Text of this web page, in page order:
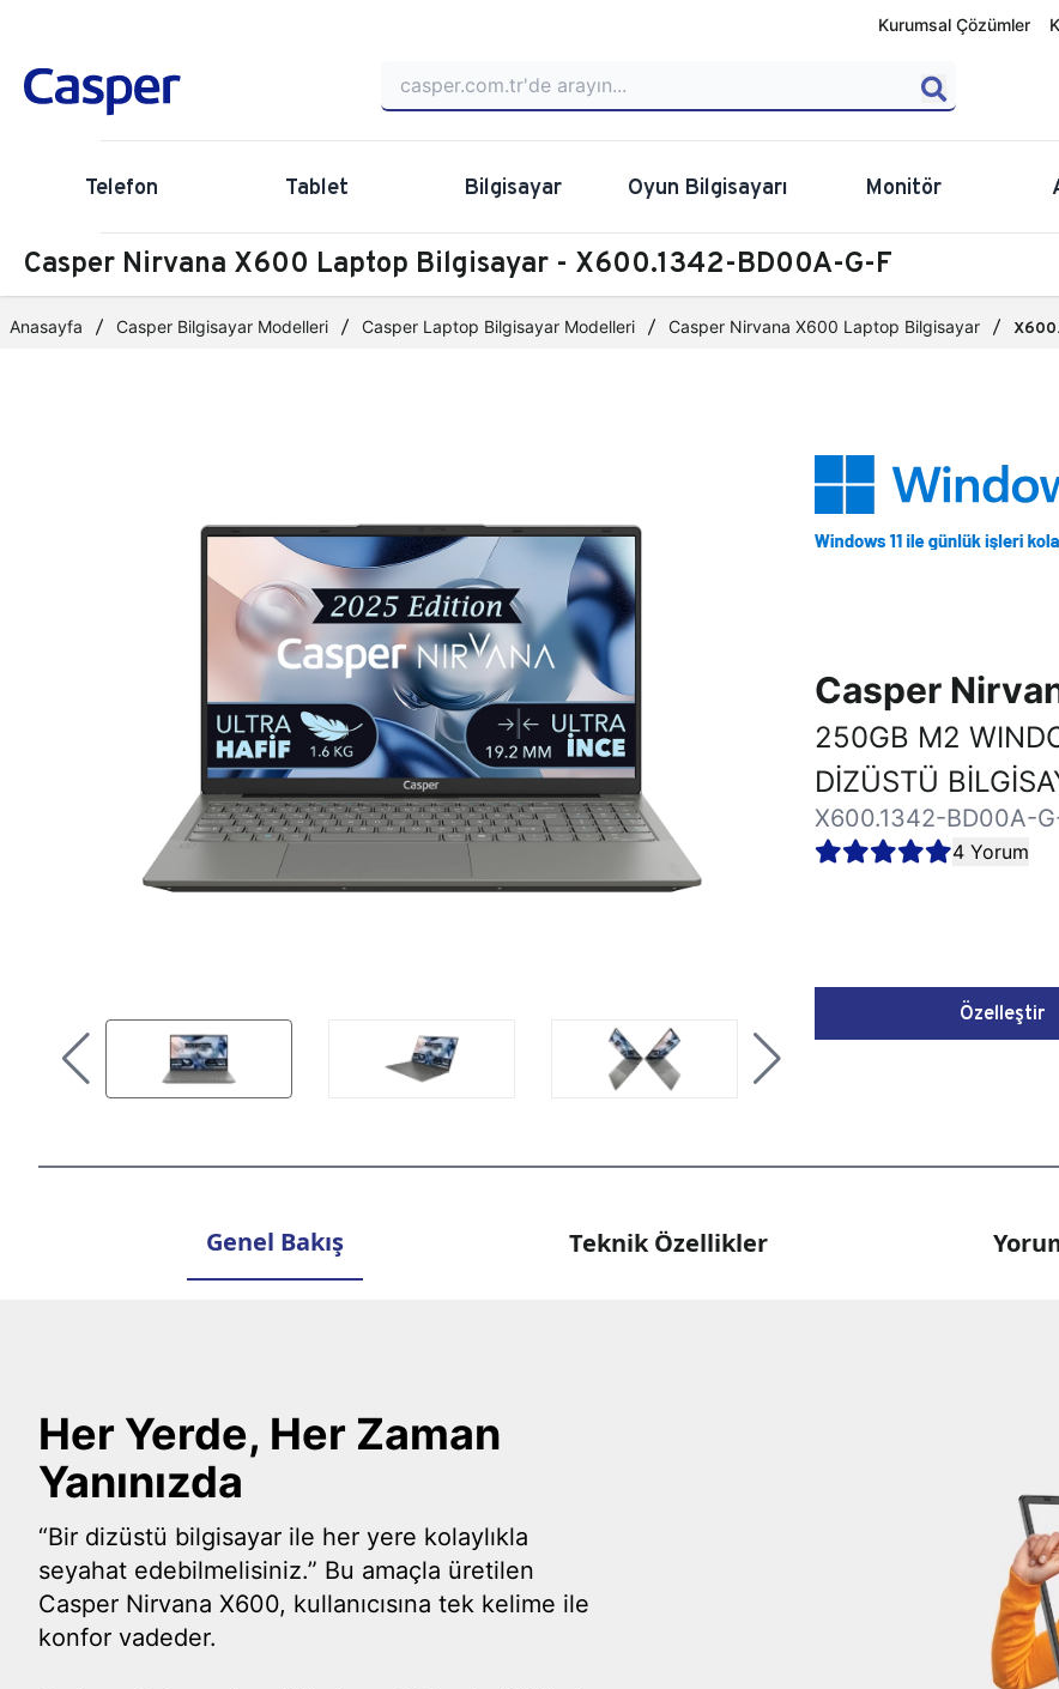
Kurumsal Çözümler
Telefon Tablet Bilgisayar Oyun Bilgisayarı Monitör
Casper Nirvana X600 Laptop Bilgisayar - X600.1342-BD00A-G-F
Anasayfa Casper Bilgisayar Modelleri Casper Laptop Bilgisayar Modelleri Casper Nirvana X600 Laptop Bilgisayar
Casper
250GB M2
DİZÜSTÜ
X600.1342-BD00A-
4 Yorum
Özelleştir
Genel Bakış Teknik Özellikler
Her Yerde, Her Zaman
Yanınızda
“Bir dizüstü bilgisayar ile her yere kolaylıkla
seyahat edebilmelisiniz.” Bu amaçla üretilen
Casper Nirvana X600, kullanıcısına tek kelime ile
konfor vadeder.